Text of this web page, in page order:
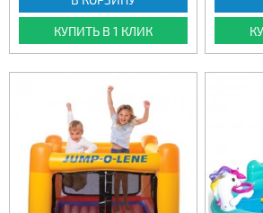
КУПИТЬ В 1 КЛИК